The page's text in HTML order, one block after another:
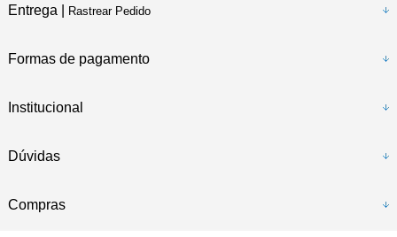
Entrega | Rastrear Pedido
Formas de pagamento
Institucional
Dúvidas
Compras